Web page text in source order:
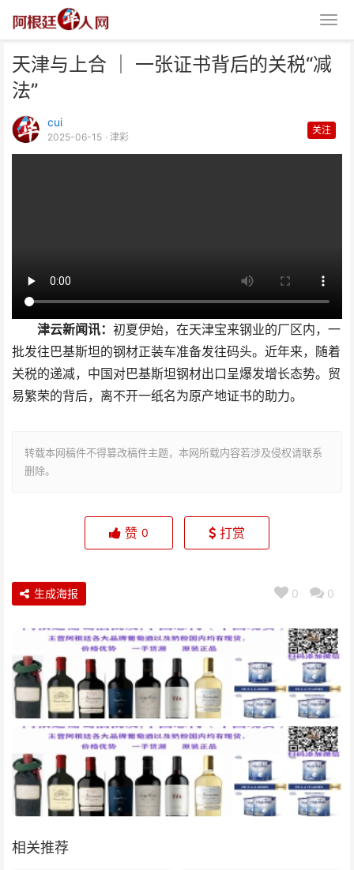
天津与上合 ｜ 一张证书背后的关税“减
法”
cui
2025-06-15 · 津彩
关注
津云新闻讯： 初夏伊始，在天津宝来钢业的厂区内，一
批发往巴基斯坦的钢材正装车准备发往码头。近年来，随着
关税的递减，中国对巴基斯坦钢材出口呈爆发增长态势。贸
易繁荣的背后，离不开一纸名为原产地证书的助力。
转载本网稿件不得篡改稿件主题，本网所载内容若涉及侵权请联系
删除。
赞 0 打赏
0 0
生成海报
相关推荐